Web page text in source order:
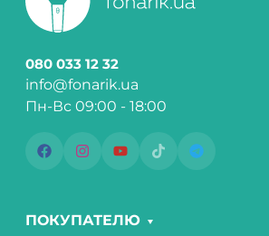
080 033 12 32
info@fonarik.ua
Пн-Вс 09:00 - 18:00
ПОКУПАТЕЛЮ